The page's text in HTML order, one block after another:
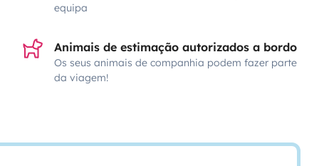
equipa
Animais de estimação autorizados a bordo
Os seus animais de companhia podem fazer parte
da viagem!